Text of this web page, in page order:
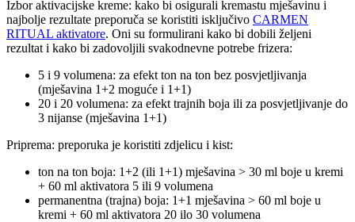
Izbor aktivacijske kreme: kako bi osigurali kremastu mješavinu i
najbolje rezultate preporuča se koristiti isključivo CARMEN
RITUAL aktivatore. Oni su formulirani kako bi dobili željeni
rezultat i kako bi zadovoljili svakodnevne potrebe frizera:
5 i 9 volumena: za efekt ton na ton bez posvjetljivanja
(mješavina 1+2 moguće i 1+1)
20 i 20 volumena: za efekt trajnih boja ili za posvjetljivanje do
3 nijanse (mješavina 1+1)
Priprema: preporuka je koristiti zdjelicu i kist:
ton na ton boja: 1+2 (ili 1+1) mješavina > 30 ml boje u kremi
+ 60 ml aktivatora 5 ili 9 volumena
permanentna (trajna) boja: 1+1 mješavina > 60 ml boje u
kremi + 60 ml aktivatora 20 ilo 30 volumena